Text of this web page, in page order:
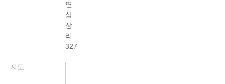
면
삼
상
리
327
지도